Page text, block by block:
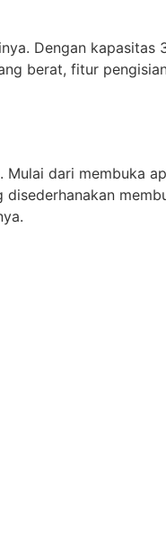
Dengan kapasitas
berat, fitur
dari membuka